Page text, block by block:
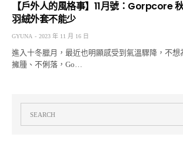
【戶外人的風格事】11月號：Gorpcore
羽絨外套不能少
GYUNA 2023 年 11 月 16 日
進入十冬臘月，最近也明顯感受到氣溫驟降，不想
擁腫、不俐落，Go…